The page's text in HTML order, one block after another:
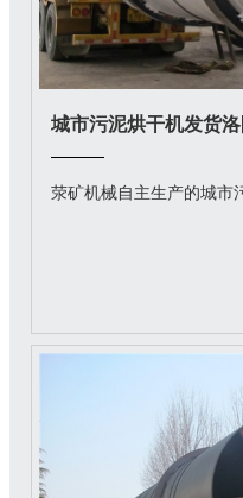
城市污泥烘干机发货
荥矿机械自主生产的城市